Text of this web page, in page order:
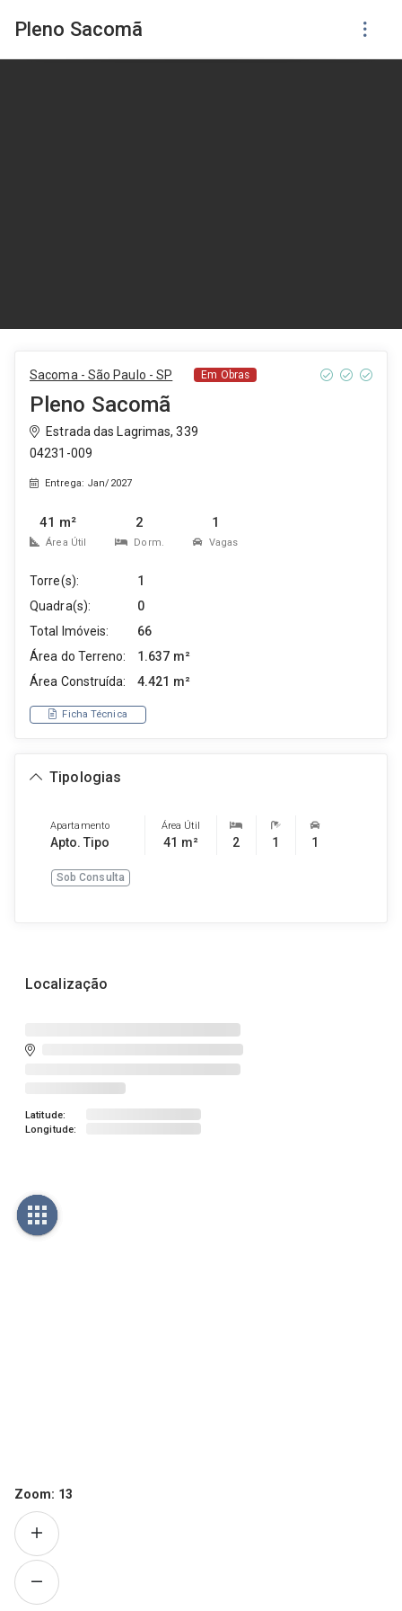
Pleno Sacomã
Sacoma - São Paulo - SP Em Obras
Pleno Sacomã
Estrada das Lagrimas, 339
04231-009
Entrega: Jan/2027
41 m²
Área Útil
2
Dorm.
1
Vagas
Torre(s):
1
Quadra(s):
0
Total Imóveis:
66
Área do Terreno:
1.637 m²
Área Construída:
4.421 m²
Ficha Técnica
Tipologias
Apartamento
Apto. Tipo
Área Útil
41 m² 2 1 1
Sob Consulta
Localização
Latitude:
Longitude:
Zoom: 13